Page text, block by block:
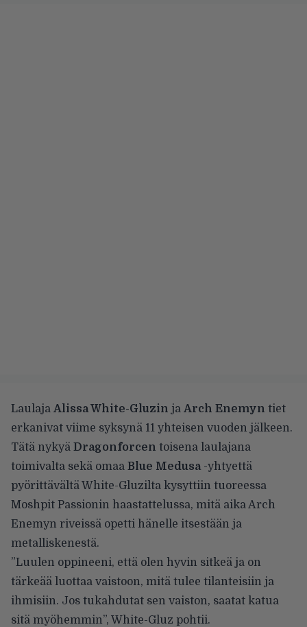
Laulaja Alissa White-Gluzin ja Arch Enemyn tiet
erkanivat viime syksynä 11 yhteisen vuoden jälkeen.
Tätä nykyä Dragonforcen toisena laulajana
toimivalta sekä omaa Blue Medusa-yhtyettä
pyörittävältä White-Gluzilta kysyttiin tuoreessa
Moshpit Passionin haastattelussa, mitä aika Arch
Enemyn riveissä opetti hänelle itsestään ja
metalliskenestä.
”Luulen oppineeni, että olen hyvin sitkeä ja on
tärkeää luottaa vaistoon, mitä tulee tilanteisiin ja
ihmisiin. Jos tukahdutat sen vaiston, saatat katua
sitä myöhemmin”, White-Gluz pohtii.